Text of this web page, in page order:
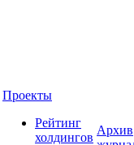
Проекты
Рейтинг
холдингов
Архив